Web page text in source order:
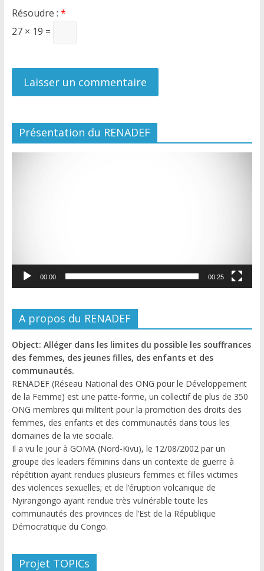
Résoudre : *
27 × 19 =
Présentation du RENADEF
00:00 00:25
A propos du RENADEF
Object: Alléger dans les limites du possible les souffrances
des femmes, des jeunes filles, des enfants et des
communautés.
RENADEF (Réseau National des ONG pour le Développement
de la Femme) est une patte-forme, un collectif de plus de 350
ONG membres qui militent pour la promotion des droits des
femmes, des enfants et des communautés dans tous les
domaines de la vie sociale.
Il a vu le jour à GOMA (Nord-Kivu), le 12/08/2002 par un
groupe des leaders féminins dans un contexte de guerre à
répétition ayant rendues plusieurs femmes et filles victimes
des violences sexuelles; et de l’éruption volcanique de
Nyirangongo ayant rendue très vulnérable toute les
communautés des provinces de l’Est de la République
Démocratique du Congo.
Projet TOPICs